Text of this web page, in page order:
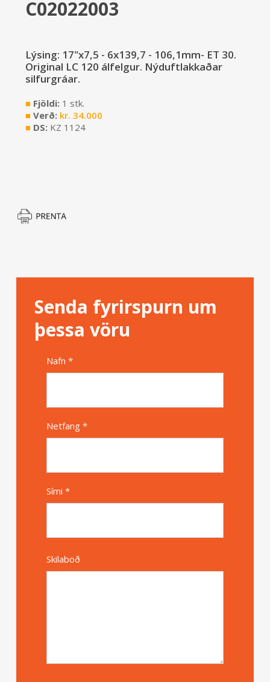
C02022003
Lýsing: 17"x7,5 - 6x139,7 - 106,1mm- ET 30.
Original LC 120 álfelgur. Nýduftlakkaðar
silfurgráar.
■Fjöldi: 1 stk.
■Verð: kr. 34.000
■DS: KZ 1124
Senda fyrirspurn um
þessa vöru
Nafn *
Netfang *
Sími *
Skilaboð